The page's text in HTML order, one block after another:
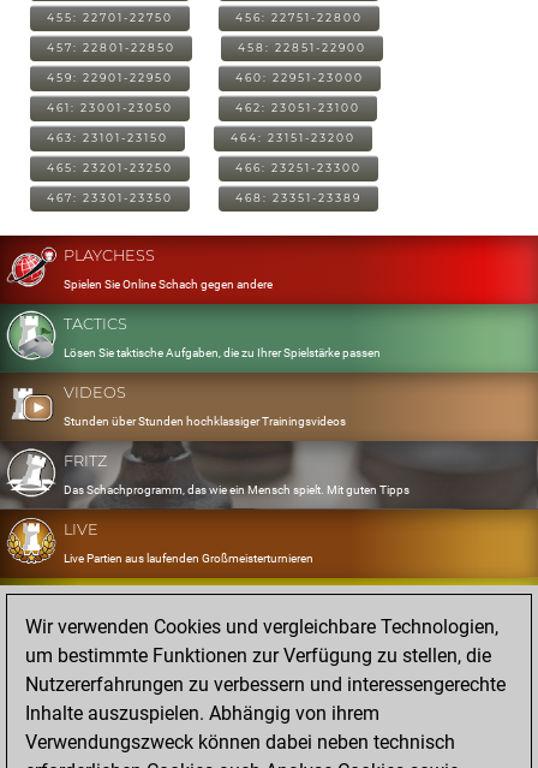
455: 22701-22750 456: 22751-22800
457: 22801-22850 458: 22851-22900
459: 22901-22950 460: 22951-23000
461: 23001-23050 462: 23051-23100
463: 23101-23150 464: 23151-23200
465: 23201-23250 466: 23251-23300
467: 23301-23350 468: 23351-23389
PLAYCHESS
Spielen Sie Online Schach gegen andere
TACTICS
Lösen Sie taktische Aufgaben, die zu Ihrer Spielstärke passen
VIDEOS
Stunden über Stunden hochklassiger Trainingsvideos
FRITZ
Das Schachprogramm, das wie ein Mensch spielt. Mit guten Tipps
LIVE
Live Partien aus laufenden Großmeisterturnieren
OPENINGS
Erfassen und Üben Sie Ihr Eröffnungsrepertoire
DATABASE
Acht Millionen starke Partien
MYGAMES
Speichern und analysieren Sie eigene Partien in der Cloud
Wir verwenden Cookies und vergleichbare Technologien,
um bestimmte Funktionen zur Verfügung zu stellen, die
Nutzererfahrungen zu verbessern und interessengerechte
Inhalte auszuspielen. Abhängig von ihrem
Verwendungszweck können dabei neben technisch